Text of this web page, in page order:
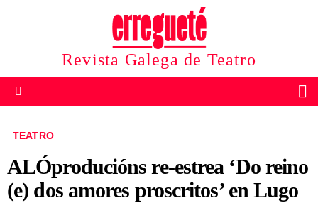
Revista Galega de Teatro
TEATRO
ALÓproducións re-estrea ‘Do reino
(e) dos amores proscritos’ en Lugo